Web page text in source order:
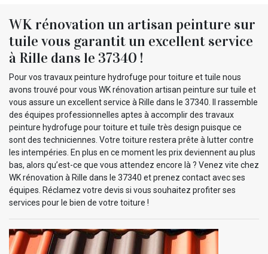
WK rénovation un artisan peinture sur
tuile vous garantit un excellent service
à Rille dans le 37340 !
Pour vos travaux peinture hydrofuge pour toiture et tuile nous
avons trouvé pour vous WK rénovation artisan peinture sur tuile et
vous assure un excellent service à Rille dans le 37340. Il rassemble
des équipes professionnelles aptes à accomplir des travaux
peinture hydrofuge pour toiture et tuile très design puisque ce
sont des techniciennes. Votre toiture restera prête à lutter contre
les intempéries. En plus en ce moment les prix deviennent au plus
bas, alors qu’est-ce que vous attendez encore là ? Venez vite chez
WK rénovation à Rille dans le 37340 et prenez contact avec ses
équipes. Réclamez votre devis si vous souhaitez profiter ses
services pour le bien de votre toiture !